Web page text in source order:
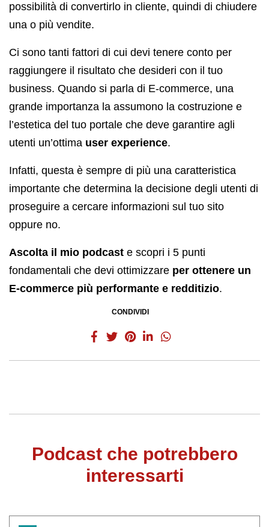
possibilità di convertirlo in cliente, quindi di chiudere
una o più vendite.
Ci sono tanti fattori di cui devi tenere conto per
raggiungere il risultato che desideri con il tuo
business. Quando si parla di E-commerce, una
grande importanza la assumono la costruzione e
l’estetica del tuo portale che deve garantire agli
utenti un’ottima user experience.
Infatti, questa è sempre di più una caratteristica
importante che determina la decisione degli utenti di
proseguire a cercare informazioni sul tuo sito
oppure no.
Ascolta il mio podcast e scopri i 5 punti
fondamentali che devi ottimizzare per ottenere un
E-commerce più performante e redditizio.
CONDIVIDI
Podcast che potrebbero
interessarti